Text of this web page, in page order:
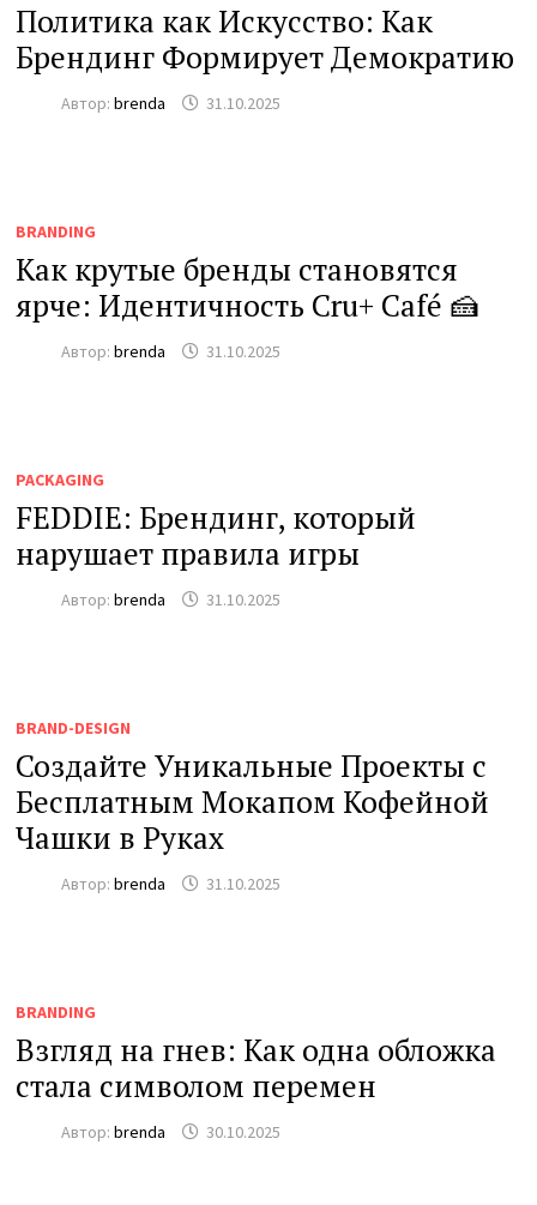
Политика как Искусство: Как
Брендинг Формирует Демократию
Автор:brenda 31.10.2025
BRANDING
Как крутые бренды становятся
ярче: Идентичность Cru+ Café 🍰
Автор:brenda 31.10.2025
PACKAGING
FEDDIE: Брендинг, который
нарушает правила игры
Автор:brenda 31.10.2025
BRAND-DESIGN
Создайте Уникальные Проекты с
Бесплатным Мокапом Кофейной
Чашки в Руках
Автор:brenda 31.10.2025
BRANDING
Взгляд на гнев: Как одна обложка
стала символом перемен
Автор:brenda 30.10.2025